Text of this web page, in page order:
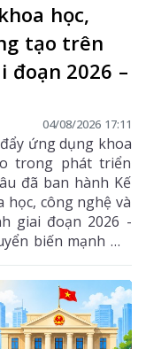
học,
tạo trên
đoạn 2026 –
04/08/2026 17:11
ứng dụng khoa
trong phát triển
đã ban hành Kế
công nghệ và
giai đoạn 2026 -
biến mạnh mẽ
huy vai trò của
tạo và chuyển đổi
các mục tiêu phát